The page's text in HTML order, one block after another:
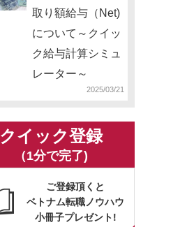
取り額給与（Net)
について～クイッ
ク給与計算シミュ
レーター～
2025/03/21
クイック登録
（1分で完了)
ご登録頂くと
ベトナム転職ノウハウ
小冊子プレゼント!